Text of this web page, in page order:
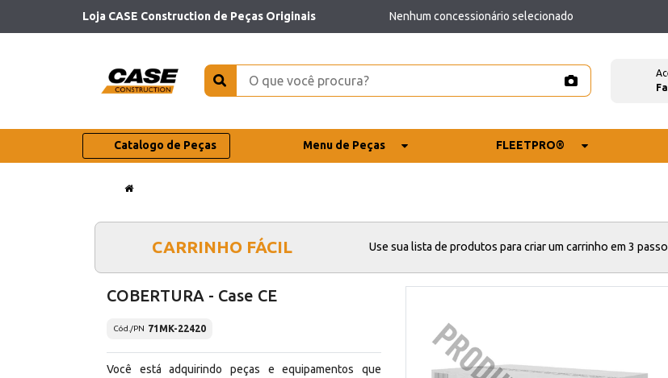
Loja CASE Construction de Peças Originais Nenhum concessionário selecionado
Catalogo de Peças Menu de Peças FLEETPRO®
CARRINHO FÁCIL Use sua lista de produtos para criar um carrinho em 3
COBERTURA - Case CE
Cód./PN 71MK-22420
Você está adquirindo peças e equipamentos que